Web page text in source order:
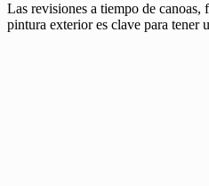
Las revisiones a tiempo de canoas,
pintura exterior es clave para tener